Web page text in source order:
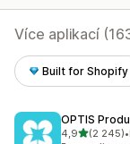
Více aplikací
Built for Shopify
OPTIS
4,9z 5 hvězd
(2 245)
Celkový •